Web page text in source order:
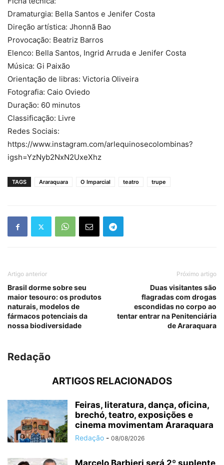
Dramaturgia: Bella Santos e Jenifer Costa
Direção artística: Jhonnã Bao
Provocação: Beatriz Barros
Elenco: Bella Santos, Ingrid Arruda e Jenifer Costa
Música: Gi Paixão
Orientação de libras: Victoria Oliveira
Fotografia: Caio Oviedo
Duração: 60 minutos
Classificação: Livre
Redes Sociais:
https://www.instagram.com/arlequinosecolombinas?
igsh=YzNyb2NxN2UxeXhz
TAGS Araraquara O Imparcial teatro trupe
Artigo anterior
Brasil dorme sobre seu
maior tesouro: os produtos
naturais, modelos de
fármacos potenciais da
nossa biodiversidade
Próximo artigo
Duas visitantes são
flagradas com drogas
escondidas no corpo ao
tentar entrar na Penitenciária
de Araraquara
Redação
ARTIGOS RELACIONADOS
Feiras, literatura, dança, oficina,
brechó, teatro, exposições e
cinema movimentam Araraquara
Redação - 08/08/2026